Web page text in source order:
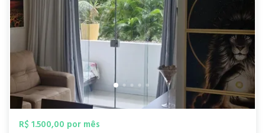
R$ 1.500,00 por mês